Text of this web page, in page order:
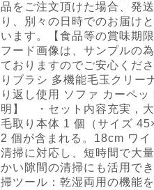
品をご注文頂けた場合、発
り、別々の日時でのお届け
います。【食品等の賞味期
フード画像は、サンプルの
ておりますのでご安心くだ
りブラシ 多機能毛玉クリー
り返し使用 ソファ カーペ
明】 ・セット内容充実，
毛取り本体 1 個（サイズ
2 個が含まれる。18cm ワ
清掃に対応し、短時間で大
かい隙間の清掃にも活用で
掃ツール：乾湿両用の機能